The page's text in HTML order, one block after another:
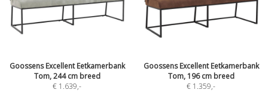
Goossens Excellent Eetkamerbank
Tom, 244 cm breed
€ 1.639,-
Goossens Excellent Eetkamerbank
Tom, 196 cm breed
€ 1.359,-